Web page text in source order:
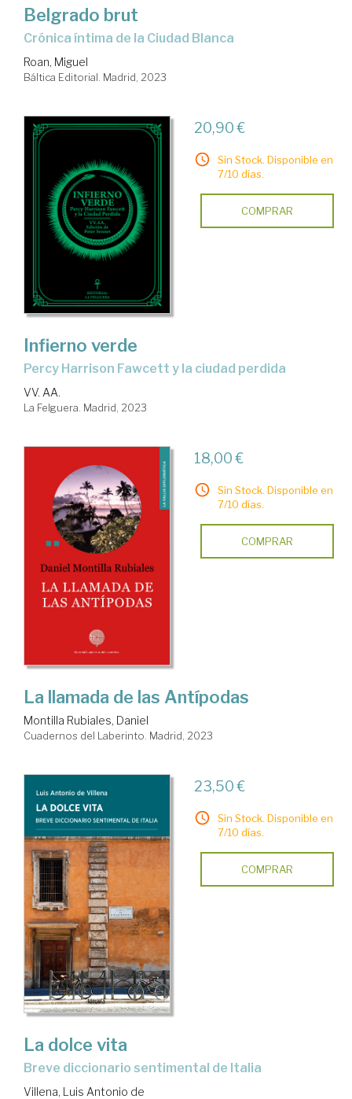
Belgrado brut
crónica íntima de la Ciudad Blanca
Roan, Miguel
Báltica Editorial. Madrid, 2023
20,90 €
Sin Stock. Disponible en
7/10 días.
COMPRAR
Infierno verde
Percy Harrison Fawcett y la ciudad perdida
VV. AA.
La Felguera. Madrid, 2023
18,00 €
Sin Stock. Disponible en
7/10 días.
COMPRAR
La llamada de las Antípodas
Montilla Rubiales, Daniel
Cuadernos del Laberinto. Madrid, 2023
23,50 €
Sin Stock. Disponible en
7/10 días.
COMPRAR
La dolce vita
breve diccionario sentimental de Italia
Villena, Luis Antonio de